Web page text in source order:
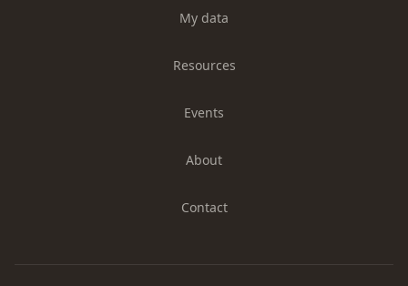
My data
Resources
Events
About
Contact